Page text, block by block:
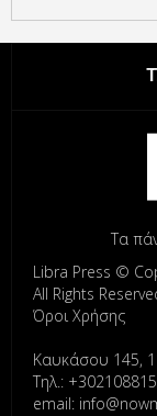
Τα
Libra Press ©
All Rights
Όροι Χρήσης
Καυκάσου 145,
Τηλ.:
email: